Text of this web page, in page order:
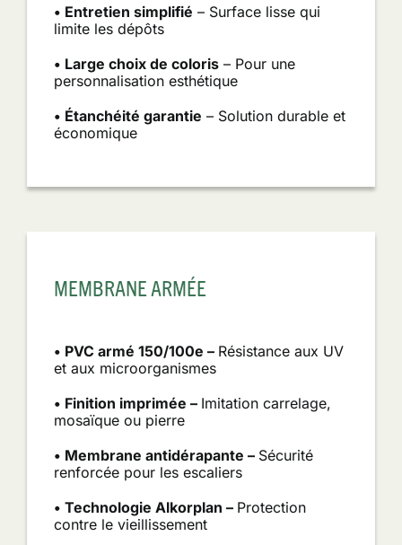
• Entretien simplifié – Surface lisse qui
limite les dépôts
• Large choix de coloris– Pour une
personnalisation esthétique
• Étanchéité garantie – Solution durable et
économique
MEMBRANE ARMÉE
• PVC armé 150/100e – Résistance aux UV
et aux microorganismes
• Finition imprimée – Imitation carrelage,
mosaïque ou pierre
• Membrane antidérapante – Sécurité
renforcée pour les escaliers
• Technologie Alkorplan – Protection
contre le vieillissement